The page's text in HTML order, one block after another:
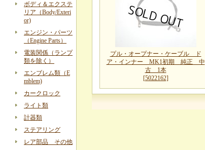
ボディ＆エクステ
リア（Body/Exteri
or)
エンジン・パーツ
（Engine Parts）
電装関係（ランプ
類を除く）
エンブレム類（E
mblem)
カークロック
ライト類
計器類
ステアリング
レア部品 その他
プル・オープナー・ケーブル ド
ア・インナー MK1初期 純正 中
古 1本
[5022162]